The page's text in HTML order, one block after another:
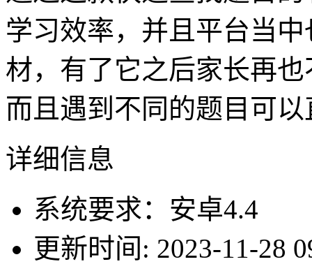
学习效率，并且平台当
材，有了它之后家长再
而且遇到不同的题目可
详细信息
系统要求：安卓4.4
更新时间: 2023-11-28